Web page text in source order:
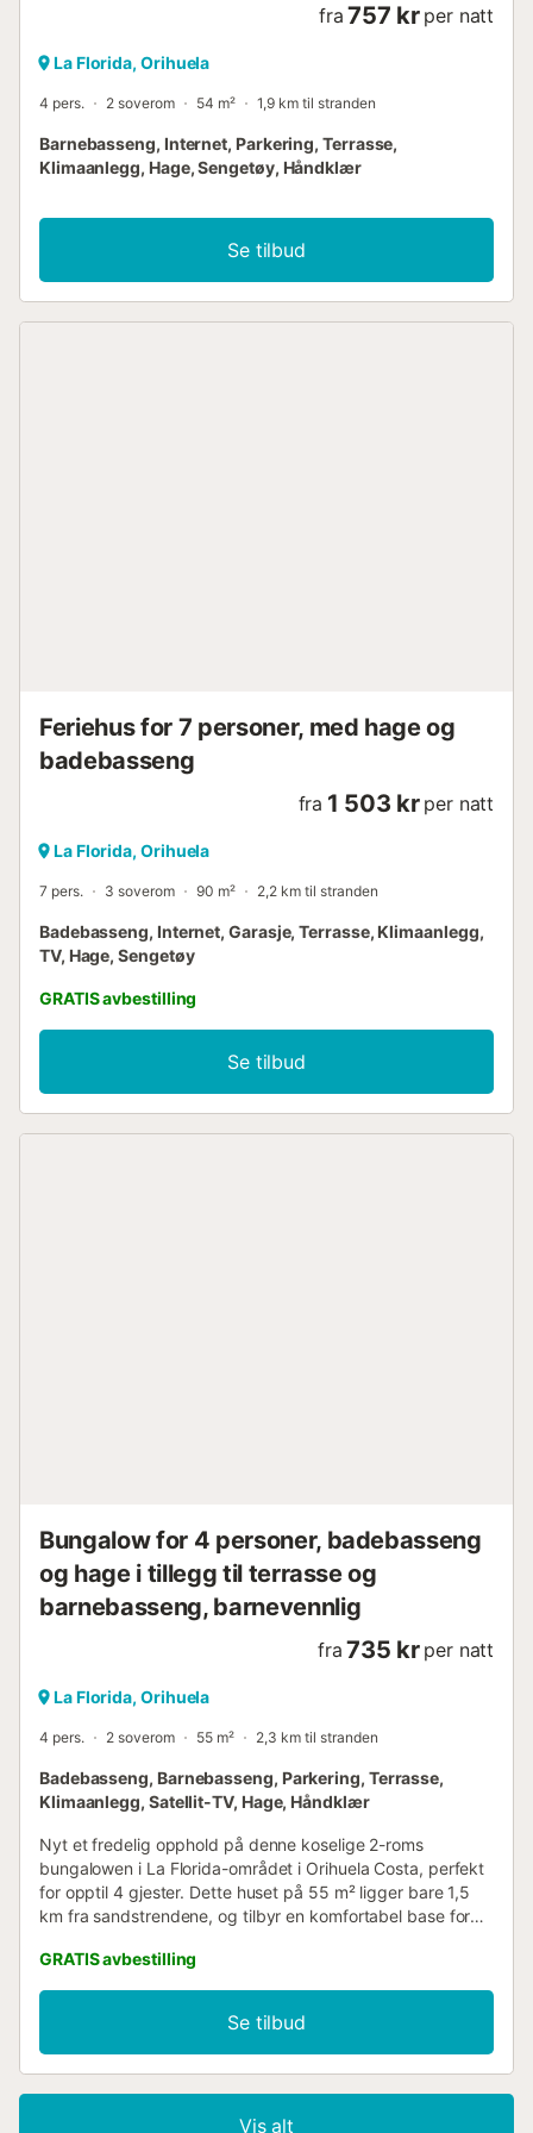
fra 757 kr per natt
La Florida, Orihuela
4 pers. 2 soverom 54 m² 1,9 km til stranden
Barnebasseng, Internet, Parkering, Terrasse,
Klimaanlegg, Hage, Sengetøy, Håndklær
Se tilbud
Feriehus for 7 personer, med hage og
badebasseng
fra 1 503 kr per natt
La Florida, Orihuela
7 pers. 3 soverom 90 m² 2,2 km til stranden
Badebasseng, Internet, Garasje, Terrasse, Klimaanlegg,
TV, Hage, Sengetøy
GRATIS avbestilling
Se tilbud
Bungalow for 4 personer, badebasseng
og hage i tillegg til terrasse og
barnebasseng, barnevennlig
fra 735 kr per natt
La Florida, Orihuela
4 pers. 2 soverom 55 m² 2,3 km til stranden
Badebasseng, Barnebasseng, Parkering, Terrasse,
Klimaanlegg, Satellit-TV, Hage, Håndklær
Nyt et fredelig opphold på denne koselige 2-roms
bungalowen i La Florida-området i Orihuela Costa, perfekt
for opptil 4 gjester. Dette huset på 55 m² ligger bare 1,5
km fra sandstrendene, og tilbyr en komfortabel base for
egen terrasse, satellitt-TV, klimaanlegg og Wi-Fi. Du finner
også et velutstyrt åpent kjøkken med keramisk platetopp,
kjøleskap, stekeovn, fryser, oppvaskmaskin og
kaffemaskin – alt du trenger for en avslappet ferie
hjemme. Gjestene kan nyte det felles svømmebassenget
GRATIS avbestilling
Se tilbud
Vis alt